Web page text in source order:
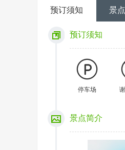
预订须知 景
预订须知
停车场
景点简介